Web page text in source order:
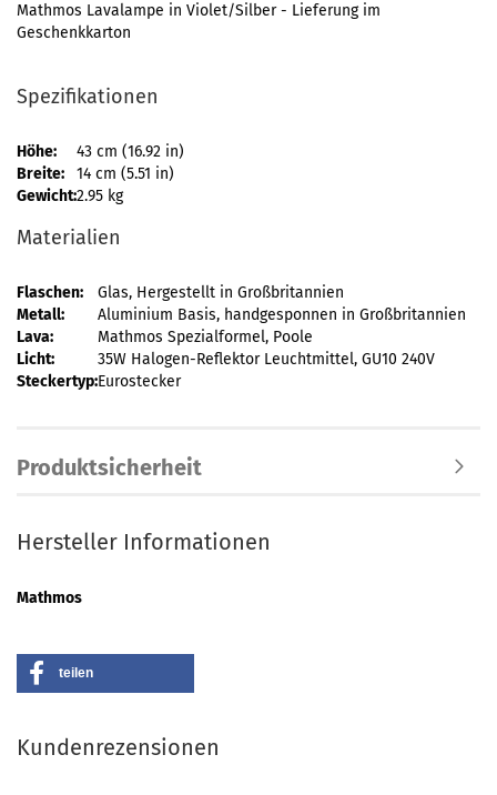
Mathmos Lavalampe in Violet/Silber - Lieferung im
Geschenkkarton
Spezifikationen
Höhe:
43 cm (16.92 in)
Breite:
14 cm (5.51 in)
Gewicht:2.95 kg
Materialien
Flaschen:
Glas, Hergestellt in Großbritannien
Metall:
Aluminium Basis, handgesponnen in Großbritannien
Lava:
Mathmos Spezialformel, Poole
Licht:
35W Halogen-Reflektor Leuchtmittel, GU10 240V
Steckertyp:Eurostecker
Produktsicherheit
Hersteller Informationen
Mathmos
teilen
Kundenrezensionen